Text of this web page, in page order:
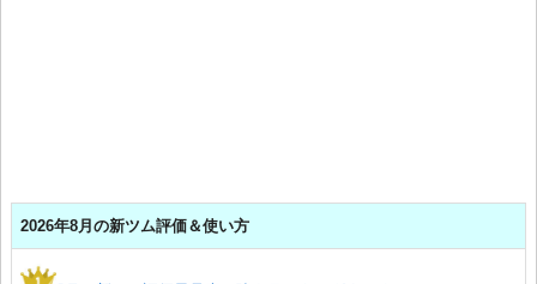
2026年8月の新ツム評価＆使い方